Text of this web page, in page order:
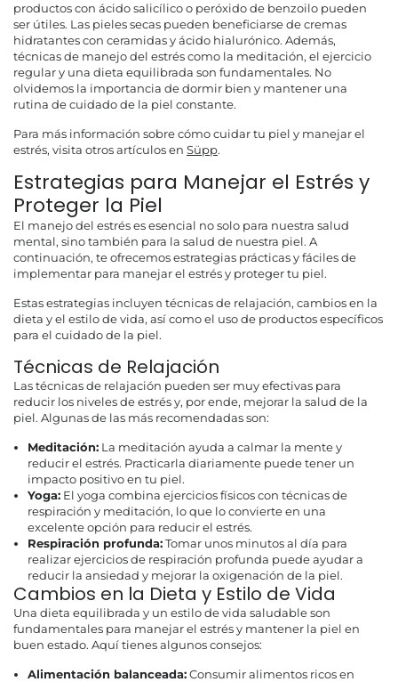
productos con ácido salicílico o peróxido de benzoilo pueden
ser útiles. Las pieles secas pueden beneficiarse de cremas
hidratantes con ceramidas y ácido hialurónico. Además,
técnicas de manejo del estrés como la meditación, el ejercicio
regular y una dieta equilibrada son fundamentales. No
olvidemos la importancia de dormir bien y mantener una
rutina de cuidado de la piel constante.
Para más información sobre cómo cuidar tu piel y manejar el
estrés, visita otros artículos en Süpp.
Estrategias para Manejar el Estrés y
Proteger la Piel
El manejo del estrés es esencial no solo para nuestra salud
mental, sino también para la salud de nuestra piel. A
continuación, te ofrecemos estrategias prácticas y fáciles de
implementar para manejar el estrés y proteger tu piel.
Estas estrategias incluyen técnicas de relajación, cambios en la
dieta y el estilo de vida, así como el uso de productos específicos
para el cuidado de la piel.
Técnicas de Relajación
Las técnicas de relajación pueden ser muy efectivas para
reducir los niveles de estrés y, por ende, mejorar la salud de la
piel. Algunas de las más recomendadas son:
Meditación:La meditación ayuda a calmar la mente y
reducir el estrés. Practicarla diariamente puede tener un
impacto positivo en tu piel.
Yoga:El yoga combina ejercicios físicos con técnicas de
respiración y meditación, lo que lo convierte en una
excelente opción para reducir el estrés.
Respiración profunda:Tomar unos minutos al día para
realizar ejercicios de respiración profunda puede ayudar a
reducir la ansiedad y mejorar la oxigenación de la piel.
Cambios en la Dieta y Estilo de Vida
Una dieta equilibrada y un estilo de vida saludable son
fundamentales para manejar el estrés y mantener la piel en
buen estado. Aquí tienes algunos consejos:
Alimentación balanceada:Consumir alimentos ricos en